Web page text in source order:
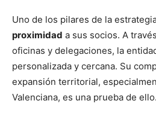
Uno de los pilares de la
proximidad a sus socios. A
oficinas y delegaciones, la
personalizada y cercana. Su
expansión territorial,
Valenciana, es una prueba de ello.